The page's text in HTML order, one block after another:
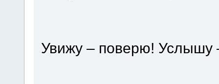
Увижу – поверю!